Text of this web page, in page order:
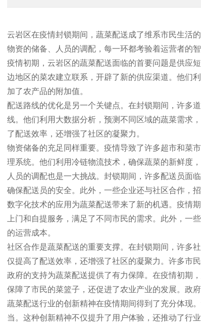
云岩区在疫情封锁期间，蔬菜配送成了维系市民生活
物资的储备、人员的调配，每一环都考验着运营者的智
疫情初期，云岩区的蔬菜配送面临的首要问题是供应
边地区的菜农建立联系，开辟了新的供应渠道。他们
加了农产品的附加值。
配送路线的优化是另一个关键点。在封锁期间，许多
线。他们利用大数据分析，预测不同区域的蔬菜需求
了配送效率，还增强了社区的凝聚力。
物资储备的充足同样重要。疫情导致了许多超市和菜
理系统。他们利用冷链物流技术，确保蔬菜的新鲜度
人员的调配也是一大挑战。封锁期间，许多配送员面
确保配送员的安全。此外，一些企业还与社区合作，
数字化技术的应用为蔬菜配送带来了新的机遇。疫情
上门和自提服务，满足了不同市民的需求。此外，
的运营成本。
社区合作是蔬菜配送的重要支撑。在封锁期间，许多
仅提高了配送效率，还增强了社区的凝聚力。许多市
政府的支持为蔬菜配送提供了有力保障。在疫情初期
保障了市民的菜篮子，还促进了农业产业的发展。政
蔬菜配送行业的创新精神在疫情期间得到了充分体现
当。这种创新精神不仅提升了用户体验，还推动了行